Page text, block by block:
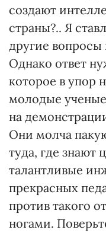
создают
страны?.. Я
другие вопросы
Однако ответ
которое в упор
молодые
на
Они молча
туда, где знают
талантливые
прекрасных
против такого
ногами.